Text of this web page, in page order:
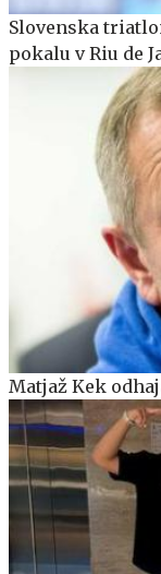
Slovenska
pokalu v Riu de
Matjaž Kek